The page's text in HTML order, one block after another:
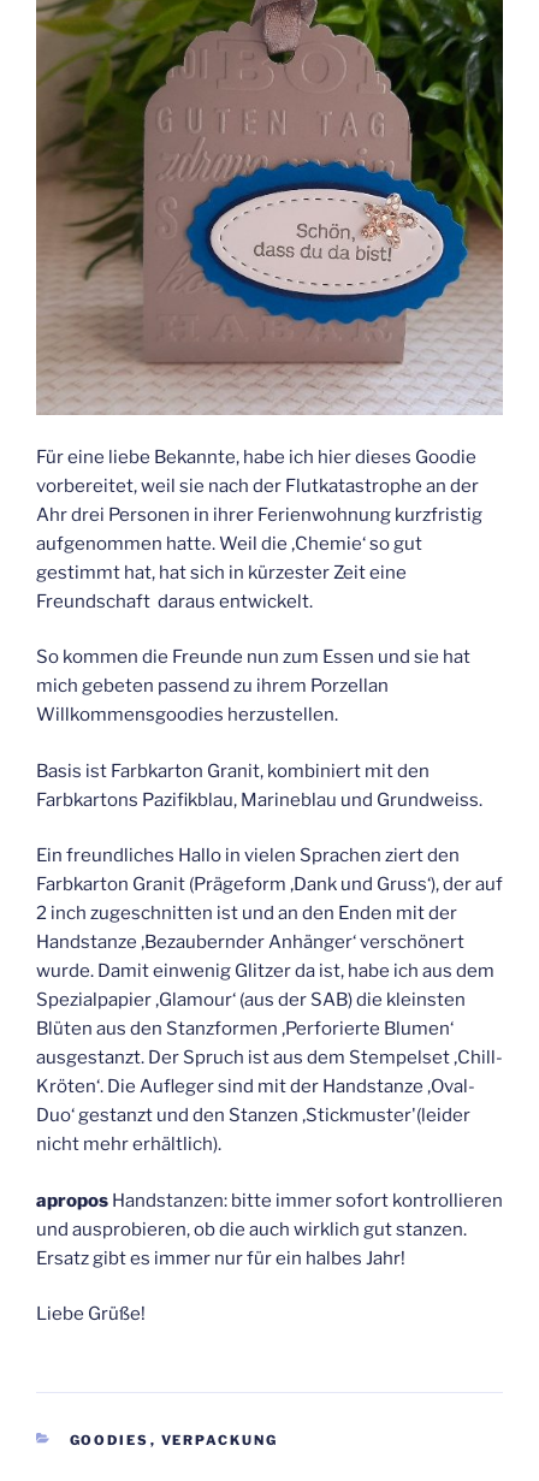
Für eine liebe Bekannte, habe ich hier dieses Goodie
vorbereitet, weil sie nach der Flutkatastrophe an der
Ahr drei Personen in ihrer Ferienwohnung kurzfristig
aufgenommen hatte. Weil die ‚Chemie‘ so gut
gestimmt hat, hat sich in kürzester Zeit eine
Freundschaft daraus entwickelt.
So kommen die Freunde nun zum Essen und sie hat
mich gebeten passend zu ihrem Porzellan
Willkommensgoodies herzustellen.
Basis ist Farbkarton Granit, kombiniert mit den
Farbkartons Pazifikblau, Marineblau und Grundweiss.
Ein freundliches Hallo in vielen Sprachen ziert den
Farbkarton Granit (Prägeform ‚Dank und Gruss‘), der auf
2 inch zugeschnitten ist und an den Enden mit der
Handstanze ‚Bezaubernder Anhänger‘ verschönert
wurde. Damit einwenig Glitzer da ist, habe ich aus dem
Spezialpapier ‚Glamour‘ (aus der SAB) die kleinsten
Blüten aus den Stanzformen ‚Perforierte Blumen‘
ausgestanzt. Der Spruch ist aus dem Stempelset ‚Chill-
Kröten‘. Die Aufleger sind mit der Handstanze ‚Oval-
Duo‘ gestanzt und den Stanzen ‚Stickmuster'(leider
nicht mehr erhältlich).
apropos Handstanzen: bitte immer sofort kontrollieren
und ausprobieren, ob die auch wirklich gut stanzen.
Ersatz gibt es immer nur für ein halbes Jahr!
Liebe Grüße!
KATEGORIEN
GOODIES , VERPACKUNG